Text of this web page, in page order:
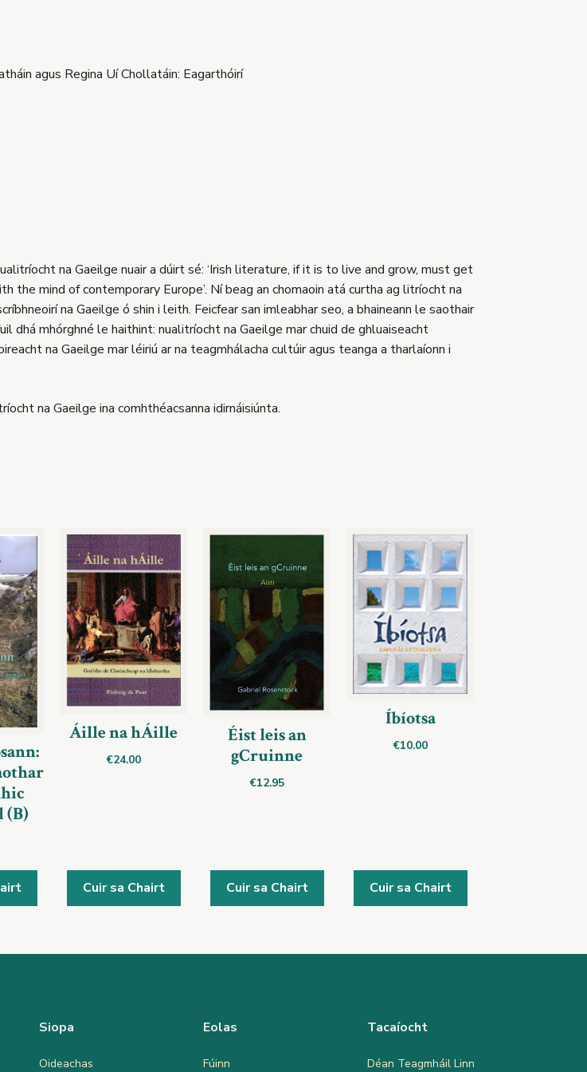
agus Regina Uí Chollatáin: Eagarthóirí
na Gaeilge nuair a dúirt sé: ‘Irish literature, if it is to live and grow, must get
mind of contemporary Europe’. Ní beag an chomaoin atá curtha ag litríocht na
na Gaeilge ó shin i leith. Feicfear san imleabhar seo, a bhaineann le saothair
dhá mhórghné le haithint: nualitríocht na Gaeilge mar chuid de ghluaiseacht
na Gaeilge mar léiriú ar na teagmhálacha cultúir agus teanga a tharlaíonn i
na Gaeilge ina comhthéacsanna idirnáisiúnta.
(B)
Áille na hÁille
€24.00
Cuir sa Chairt
Éist leis an
gCruinne
€12.95
Cuir sa Chairt
Íbíotsa
€10.00
Cuir sa Chairt
Siopa
Oideachas
Eolas
Fúinn
Tacaíocht
Déan Teagmháil Linn